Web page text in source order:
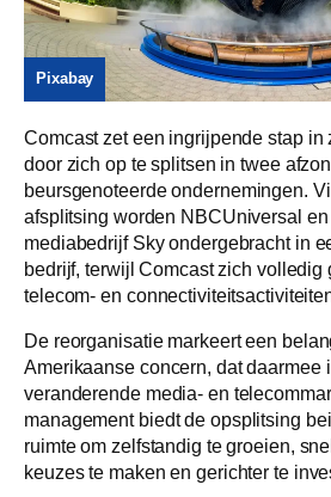
Pixabay
Comcast zet een ingrijpende stap in
door zich op te splitsen in twee
beursgenoteerde ondernemingen.
afsplitsing worden NBCUniversal
mediabedrijf Sky ondergebracht in
bedrijf, terwijl Comcast zich volledig
telecom- en
De reorganisatie markeert een
Amerikaanse concern, dat daarmee
veranderende media- en
management biedt de opsplitsing
ruimte om zelfstandig te groeien,
keuzes te maken en gerichter te